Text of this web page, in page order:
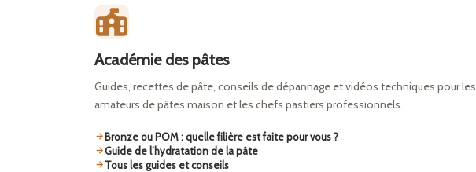
Académie des pâtes
Guides, recettes de pâte, conseils de dépannage et vidéos techniques pour les
amateurs de pâtes maison et les chefs pastiers professionnels.
Bronze ou POM : quelle filière est faite pour vous ?
Guide de l’hydratation de la pâte
Tous les guides et conseils